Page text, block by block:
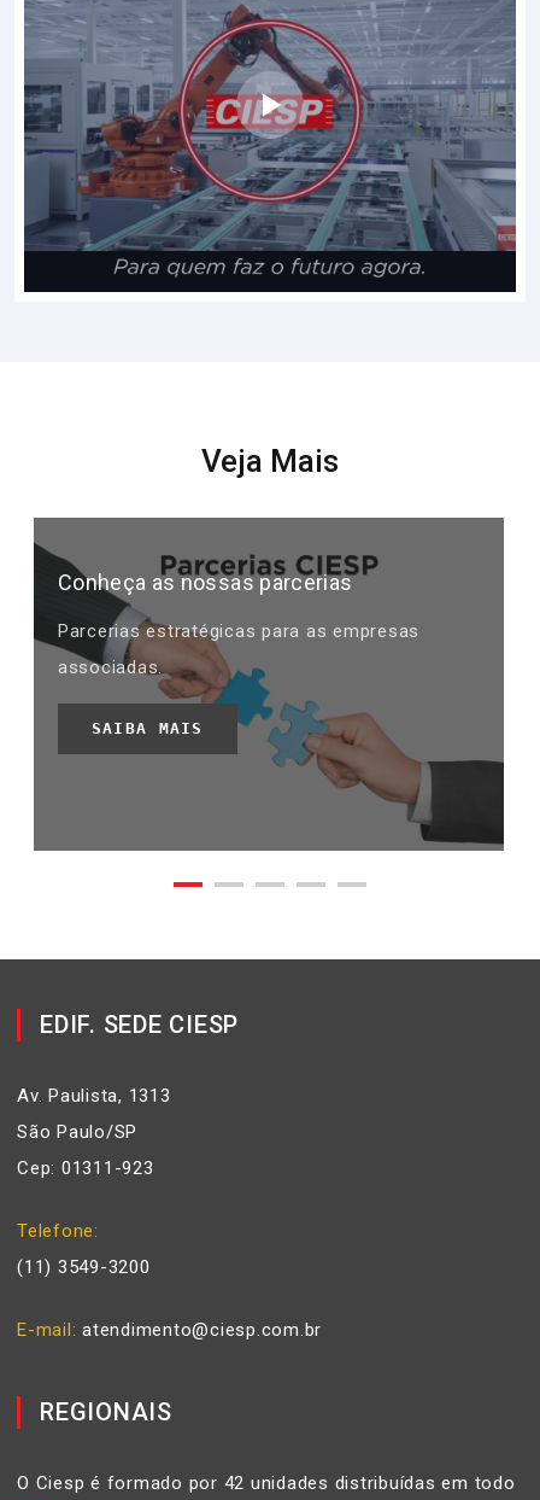
Veja Mais
Conheça as nossas parcerias
Parcerias estratégicas para as empresas
associadas.
SAIBA MAIS
EDIF. SEDE CIESP
Av. Paulista, 1313
São Paulo/SP
Cep: 01311-923
Telefone
(11) 3549-3200
E-mail atendimento@ciesp.com.br
REGIONAIS
O Ciesp é formado por 42 unidades distribuídas em todo